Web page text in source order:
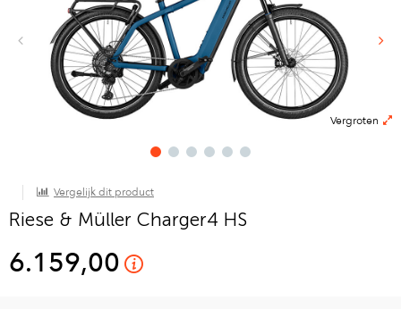
Vergroten
Vergelijk dit product
Riese & Müller Charger4 HS
6.159,00